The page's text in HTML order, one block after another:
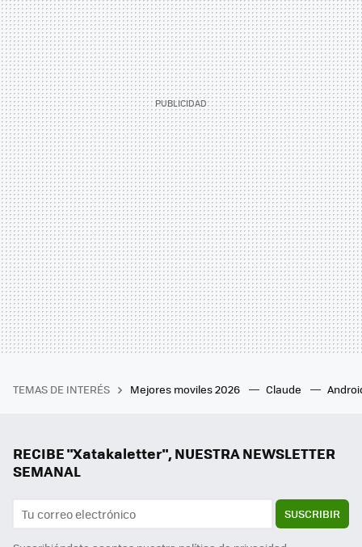
TEMAS DE INTERÉS Mejores moviles 2026 Claude
RECIBE "Xatakaletter", NUESTRA NEWSLETTER
SEMANAL
SUSCRIBIR